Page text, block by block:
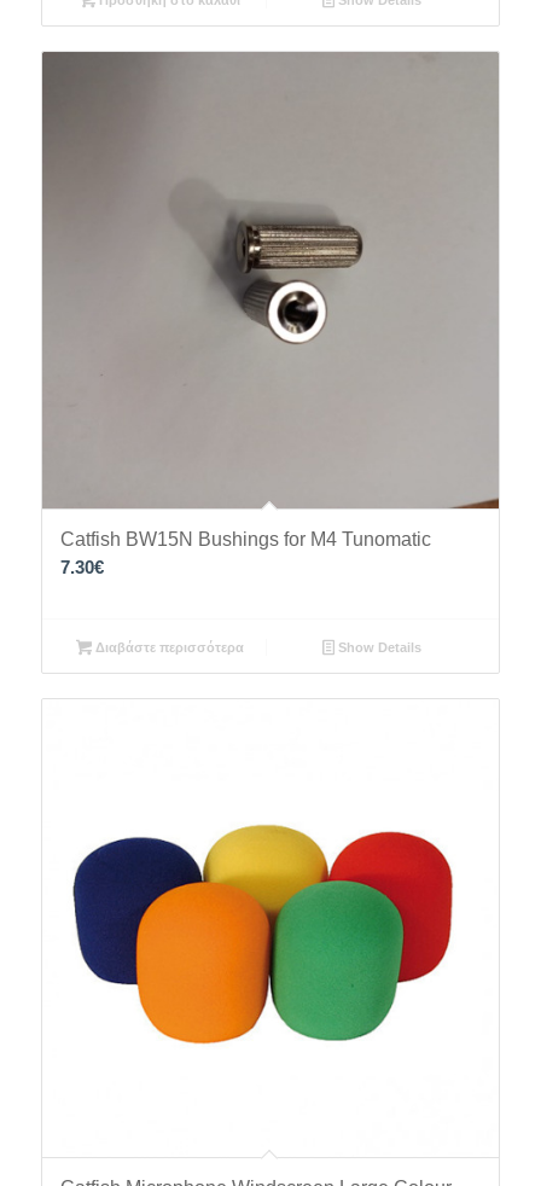
Catfish BW15N Bushings for M4 Tunomatic
7.30€
Διαβάστε περισσότερα Show Details